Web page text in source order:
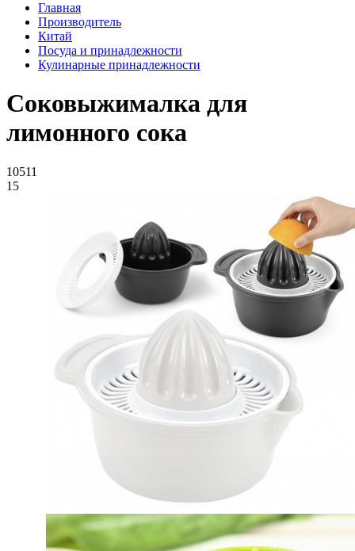
Главная
Производитель
Китай
Посуда и принадлежности
Кулинарные принадлежности
Соковыжималка для
лимонного сока
10511
15